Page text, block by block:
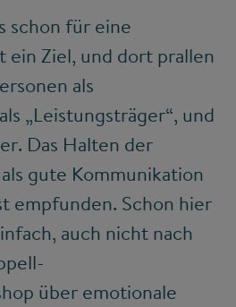
schon für eine
ein Ziel, und dort prallen
als
„Leistungsträger“, und
Das Halten der
gute Kommunikation
empfunden. Schon hier
auch nicht nach
über emotionale